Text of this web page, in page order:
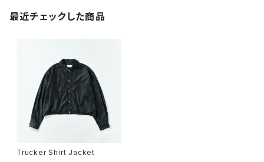
最近チェックした商品
Trucker Shirt Jacket